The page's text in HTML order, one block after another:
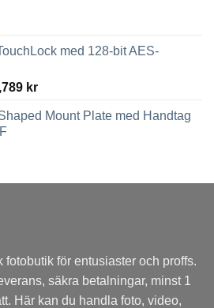
med 128-bit AES-
krPrisintervall:
tillMount Plate med Handtag
fotobutik för entusiaster och proffs.
säkra betalningar, minst 1
Här kan du handla foto, video,